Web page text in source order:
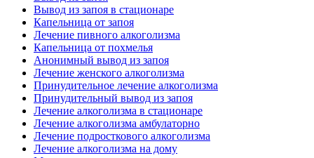
Вывод из запоя в стационаре
Капельница от запоя
Лечение пивного алкоголизма
Капельница от похмелья
Анонимный вывод из запоя
Лечение женского алкоголизма
Принудительное лечение алкоголизма
Принудительный вывод из запоя
Лечение алкоголизма в стационаре
Лечение алкоголизма амбулаторно
Лечение подросткового алкоголизма
Лечение алкоголизма на дому